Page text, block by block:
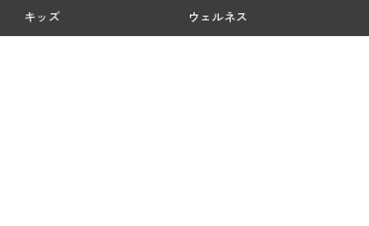
キッズ ウェルネス